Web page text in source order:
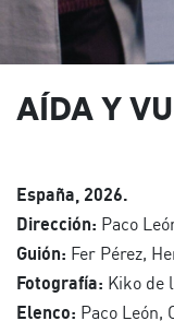
AÍDA Y
España, 2026.
Dirección: Paco
Guión: Fer Pérez,
Fotografía: Kiko de
Elenco: Paco León,